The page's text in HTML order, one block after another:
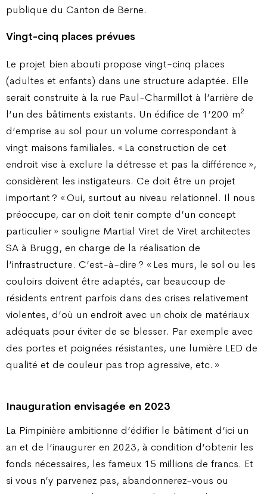
publique du Canton de Berne.
Vingt-cinq places prévues
Le projet bien abouti propose vingt-cinq places
(adultes et enfants) dans une structure adaptée. Elle
serait construite à la rue Paul-Charmillot à l’arrière de
l’un des bâtiments existants. Un édifice de 1’200 m2
d’emprise au sol pour un volume correspondant à
vingt maisons familiales. « La construction de cet
endroit vise à exclure la détresse et pas la différence »,
considèrent les instigateurs. Ce doit être un projet
important ? « Oui, surtout au niveau relationnel. Il nous
préoccupe, car on doit tenir compte d’un concept
particulier » souligne Martial Viret de Viret architectes
SA à Brugg, en charge de la réalisation de
l’infrastructure. C’est-à-dire ? « Les murs, le sol ou les
couloirs doivent être adaptés, car beaucoup de
résidents entrent parfois dans des crises relativement
violentes, d’où un endroit avec un choix de matériaux
adéquats pour éviter de se blesser. Par exemple avec
des portes et poignées résistantes, une lumière LED de
qualité et de couleur pas trop agressive, etc. »
Inauguration envisagée en 2023
La Pimpinière ambitionne d’édifier le bâtiment d’ici un
an et de l’inaugurer en 2023, à condition d’obtenir les
fonds nécessaires, les fameux 15 millions de francs. Et
si vous n’y parvenez pas, abandonnerez-vous ou